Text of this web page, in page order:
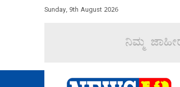
Sunday, 9th August 2026